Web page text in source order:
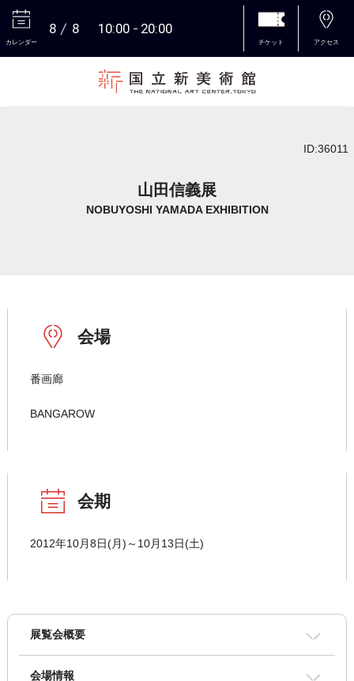
カレンダー
8 8 10:00 20:00
チケット アクセス
ID:36011
山田信義展
NOBUYOSHI YAMADA EXHIBITION
会場
番画廊
BANGAROW
会期
2012年10月8日(月)～10月13日(土)
展覧会概要
会場情報